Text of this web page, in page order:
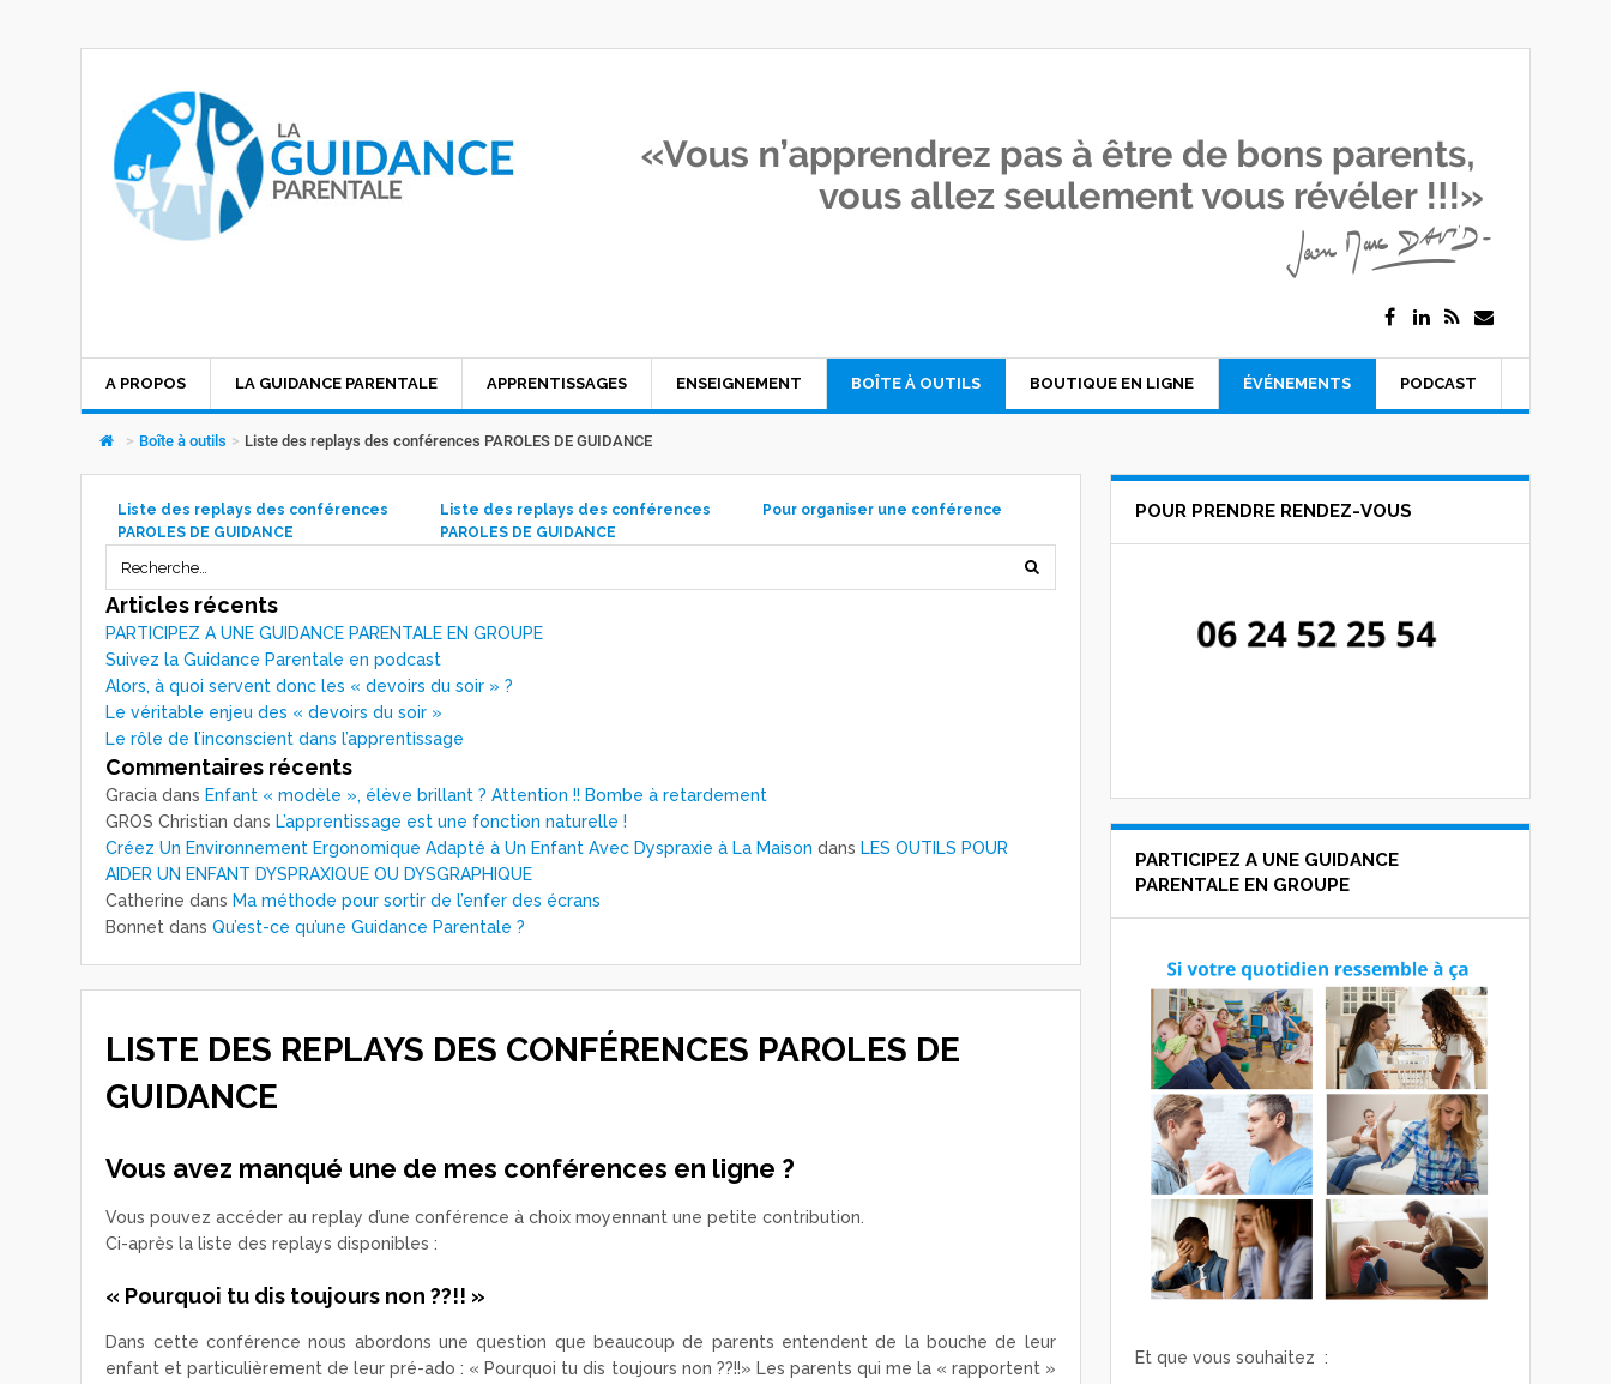
A PROPOS LA GUIDANCE PARENTALE APPRENTISSAGES ENSEIGNEMENT BOÎTE À OUTILS BOUTIQUE EN LIGNE ÉVÉNEMENTS PODCAST
> Boîte à outils > Liste des replays des conférences PAROLES DE GUIDANCE
Liste des replays des conférences
PAROLES DE GUIDANCE
Liste des replays des conférences
PAROLES DE GUIDANCE
Pour organiser une conférence
Articles récents
PARTICIPEZ A UNE GUIDANCE PARENTALE EN GROUPE
Suivez la Guidance Parentale en podcast
Alors, à quoi servent donc les « devoirs du soir » ?
Le véritable enjeu des « devoirs du soir »
Le rôle de l’inconscient dans l’apprentissage
Commentaires récents
Gracia dans Enfant « modèle », élève brillant ? Attention !! Bombe à retardement
GROS Christian dans L’apprentissage est une fonction naturelle !
Créez Un Environnement Ergonomique Adapté à Un Enfant Avec Dyspraxie à La Maison dans LES OUTILS POUR
AIDER UN ENFANT DYSPRAXIQUE OU DYSGRAPHIQUE
Catherine dans Ma méthode pour sortir de l’enfer des écrans
Bonnet dansQu’est-ce qu’une Guidance Parentale ?
LISTE DES REPLAYS DES CONFÉRENCES PAROLES DE
GUIDANCE
Vous avez manqué une de mes conférences en ligne ?
Vous pouvez accéder au replay d’une conférence à choix moyennant une petite contribution.
Ci-après la liste des replays disponibles :
« Pourquoi tu dis toujours non ??!! »
Dans cette conférence nous abordons une question que beaucoup de parents entendent de la bouche de leur
enfant et particulièrement de leur pré-ado : « Pourquoi tu dis toujours non ??!!» Les parents qui me la « rapportent »
POUR PRENDRE RENDEZ-VOUS
PARTICIPEZ A UNE GUIDANCE
PARENTALE EN GROUPE
Et que vous souhaitez :